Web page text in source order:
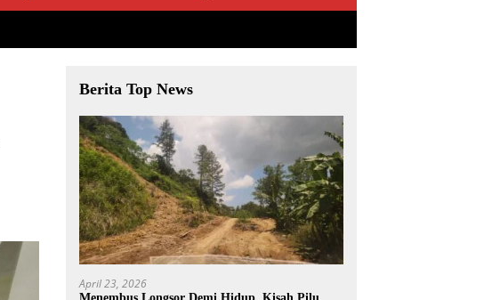
Berita Top News
April 23, 2026